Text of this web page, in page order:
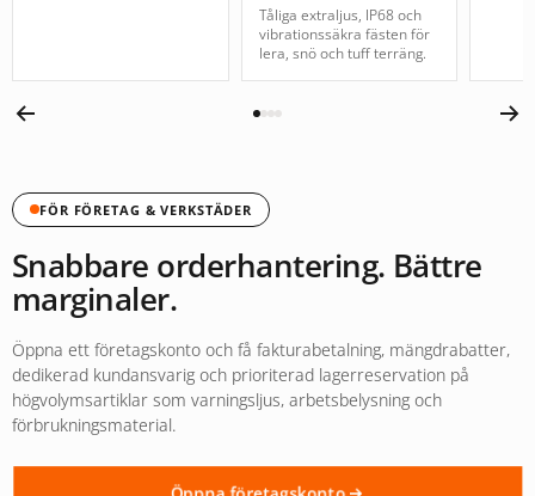
Tåliga extraljus, IP68 och
vibrationssäkra fästen för
lera, snö och tuff terräng.
FÖR FÖRETAG & VERKSTÄDER
Snabbare orderhantering. Bättre
marginaler.
Öppna ett företagskonto och få fakturabetalning, mängdrabatter,
dedikerad kundansvarig och prioriterad lagerreservation på
högvolymsartiklar som varningsljus, arbetsbelysning och
förbrukningsmaterial.